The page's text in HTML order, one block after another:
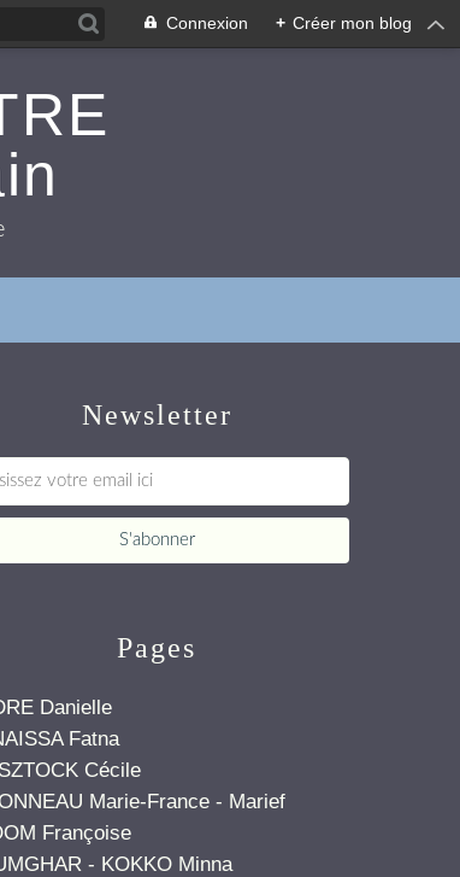
Connexion + Créer mon blog
Newsletter
Pages
Danielle
Fatna
Cécile
Marie-France - Marief
Françoise
- KOKKO Minna